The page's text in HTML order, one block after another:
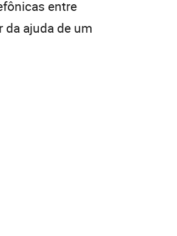
entre
da ajuda de um